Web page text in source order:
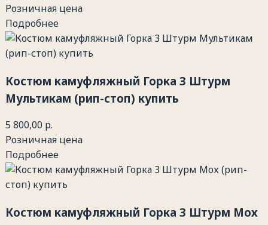
Розничная цена
Подробнее
Костюм камуфляжный Горка 3 Штурм
Мультикам (рип-стоп) купить
5 800,00 р.
Розничная цена
Подробнее
Костюм камуфляжный Горка 3 Штурм Мох